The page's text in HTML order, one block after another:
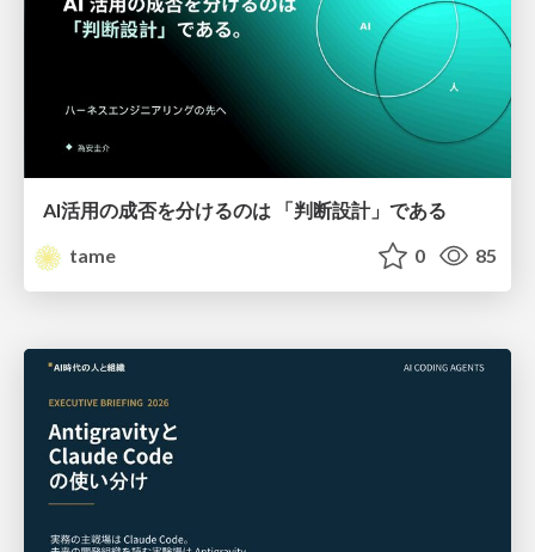
AI活用の成否を分けるのは 「判断設計」である
tame
0 85